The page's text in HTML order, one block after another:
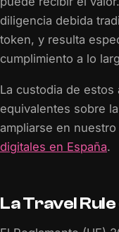
diligencia debida
token, y resulta
cumplimiento a lo
La custodia de
equivalentes sobre
ampliarse en
digitales en España.
La Travel